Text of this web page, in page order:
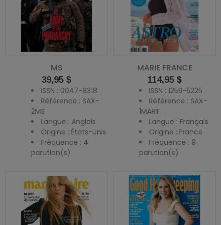
MS
Prix
39,95 $
ISSN : 0047-8318
Référence : SAX-
2MS
Langue : Anglais
Origine : États-Unis
Fréquence : 4
parution(s)
MARIE FRANCE
Prix
114,95 $
ISSN : 1259-5225
Référence : SAX-
1MARIF
Langue : Français
Origine : France
Fréquence : 9
parution(s)